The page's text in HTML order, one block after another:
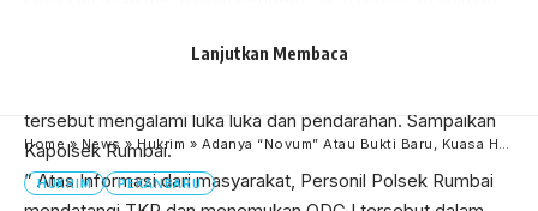
Es Pecah ) milik Rosti Br Silitonga.Pengrusakan dilakukan
tersebut mengalami luka luka dan pendarahan. Sampaikan
Kapolsek Rumbai.
” Atas Informasi dari masyarakat, Personil Polsek Rumbai
Lanjutkan Membaca
Home » News » Hukrim » Adanya “Novum” Atau Bukti Baru, Kuasa Hukum Suripto Dkk Ajukan Peninjauan Kembali ke PN kota Pekanbaru
HUKRIM PEKANBARU